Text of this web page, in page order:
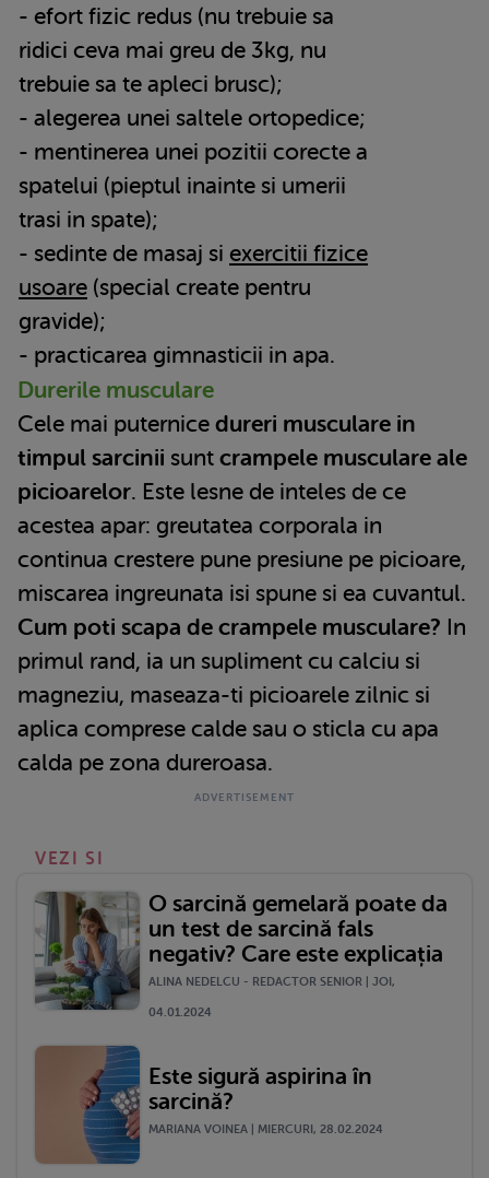
- efort fizic redus (nu trebuie sa
ridici ceva mai greu de 3kg, nu
trebuie sa te apleci brusc);
- alegerea unei saltele ortopedice;
- mentinerea unei pozitii corecte a
spatelui (pieptul inainte si umerii
trasi in spate);
- sedinte de masaj si exercitii fizice
usoare (special create pentru
gravide);
- practicarea gimnasticii in apa.
Durerile musculare
Cele mai puternice dureri musculare in
timpul sarcinii sunt crampele musculare ale
picioarelor. Este lesne de inteles de ce
acestea apar: greutatea corporala in
continua crestere pune presiune pe picioare,
miscarea ingreunata isi spune si ea cuvantul.
Cum poti scapa de crampele musculare? In
primul rand, ia un supliment cu calciu si
magneziu, maseaza-ti picioarele zilnic si
aplica comprese calde sau o sticla cu apa
calda pe zona dureroasa.
VEZI SI
O sarcină gemelară poate da
un test de sarcină fals
negativ? Care este explicația
ALINA NEDELCU - REDACTOR SENIOR | JOI,
04.01.2024
Este sigură aspirina în
sarcină?
MARIANA VOINEA | MIERCURI, 28.02.2024